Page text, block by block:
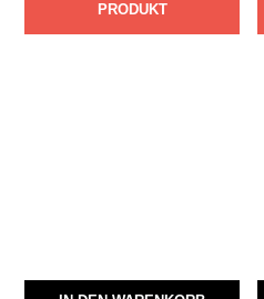
PRODUKT